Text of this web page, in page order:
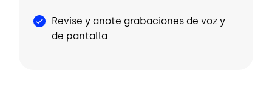
Revise y anote grabaciones de voz y
de pantalla